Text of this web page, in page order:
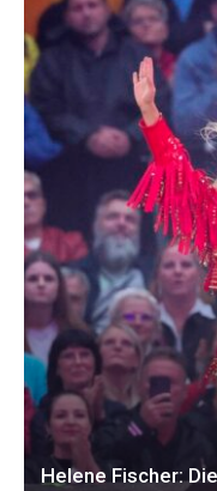
Helene Fischer: